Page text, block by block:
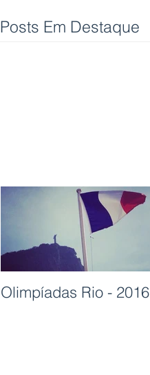
Posts Em Destaque
Olimpíadas Rio - 2016